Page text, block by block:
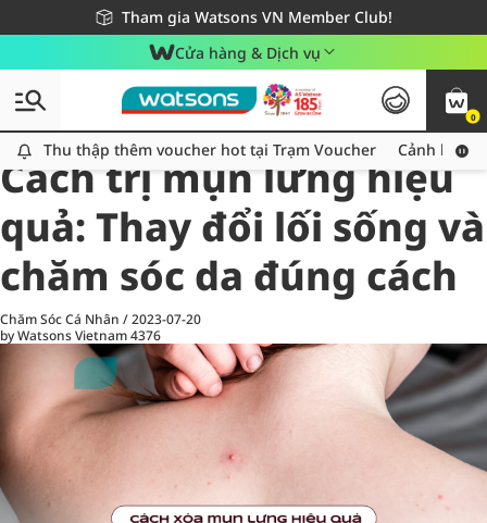
Tham gia Watsons VN Member Club!
Miễn phí giao hàng cho đơn hàng từ 249,000Đ
Giao hàng nhanh 24h - Áp dụng khu vực TP. Hồ Chí Minh
Cửa hàng & Dịch vụ
0
Thu thập thêm voucher hot tại Trạm Voucher
Thu thập thêm voucher hot tại Trạm Voucher Cảnh báo
All
Chăm Sóc Cá Nhân
Cách trị mụn lưng hiệu
quả: Thay đổi lối sống và
chăm sóc da đúng cách
Chăm Sóc Cá Nhân /2023-07-20
by Watsons Vietnam4376